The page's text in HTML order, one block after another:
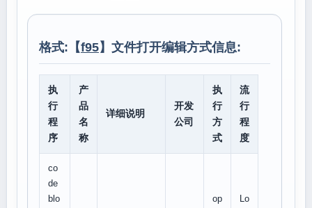
格式:【f95】文件打开编辑方式信息:
执
行
程
序
产
品
名
称
详细说明
开发
公司
执
行
方
式
流
行
程
度
co
de
blo
op
Lo